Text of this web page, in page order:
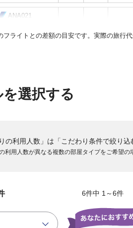
ANA021
大阪伊丹
ANA025
14:05 738
15:05
大阪伊丹
763
ANA033
738
フライトとの差額の目安です。実際の旅行
選択する
の利用人数」は「こだわり条件で絞り込
利用人数が異なる複数の部屋タイプをご希望の
6件中 1～6件